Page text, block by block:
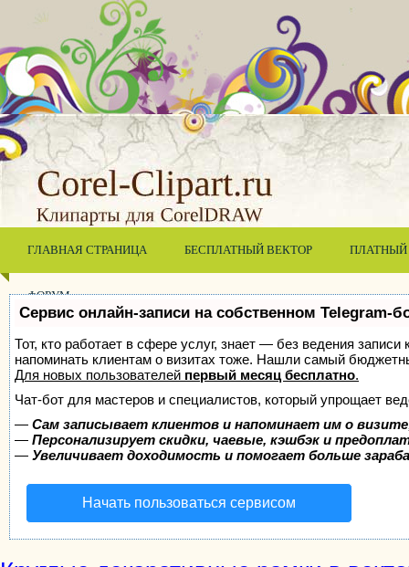
ГЛАВНАЯ СТРАНИЦА БЕСПЛАТНЫЙ ВЕКТОР ПЛАТНЫЙ
ФОРУМ
Сервис онлайн-записи на собственном Telegram-
Тот, кто работает в сфере услуг, знает — без ведения
напоминать клиентам о визитах тоже. Нашли самый
Для новых пользователей первый месяц бесплатно.
Чат-бот для мастеров и специалистов, который упрощает
— Сам записывает клиентов и напоминает им о
— Персонализирует скидки, чаевые, кэшбэк и
— Увеличивает доходимость и помогает больше
Начать пользоваться сервисом